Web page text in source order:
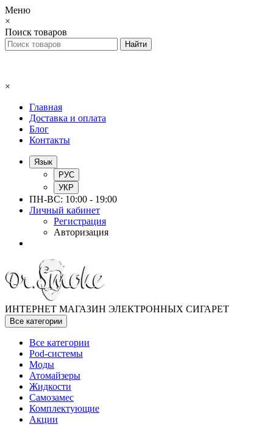
Меню
×
Поиск товаров
×
Главная
Доставка и оплата
Блог
Контакты
Язык
РУС
УКР
ПН-ВС: 10:00 - 19:00
Личный кабинет
Регистрация
Авторизация
ИНТЕРНЕТ МАГАЗИН ЭЛЕКТРОННЫХ СИГАРЕТ
Все категории
Все категории
Pod-системы
Моды
Атомайзеры
Жидкости
Самозамес
Комплектующие
Акции